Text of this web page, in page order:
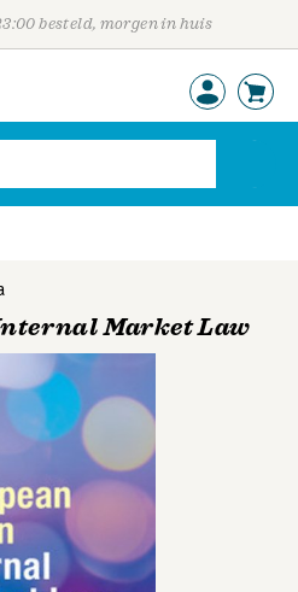
besteld, morgen in huis
Market Law